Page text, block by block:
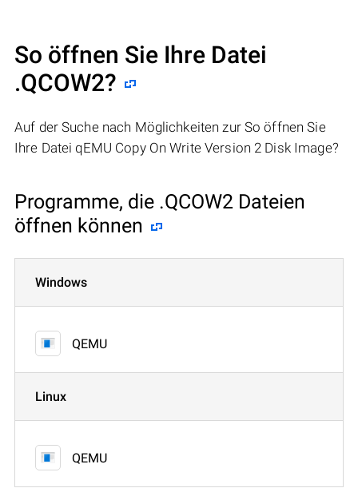
So öffnen Sie Ihre Datei
.QCOW2?
Auf der Suche nach Möglichkeiten zur So öffnen Sie
Ihre Datei qEMU Copy On Write Version 2 Disk Image?
Programme, die .QCOW2 Dateien
öffnen können
Windows
QEMU
Linux
QEMU